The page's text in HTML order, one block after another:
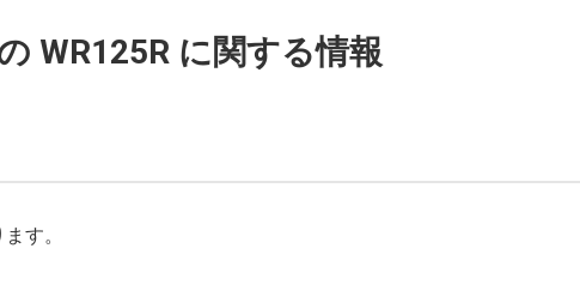
WR125R に関する情報
す。